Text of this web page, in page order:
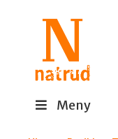
Meny